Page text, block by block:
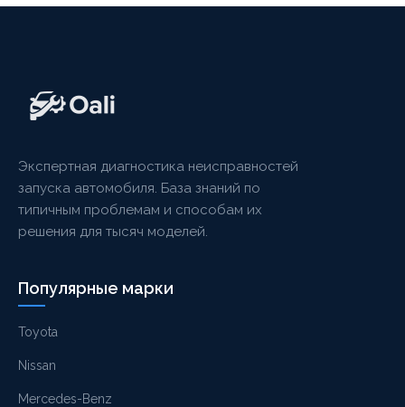
Экспертная диагностика неисправностей
запуска автомобиля. База знаний по
типичным проблемам и способам их
решения для тысяч моделей.
Популярные марки
Toyota
Nissan
Mercedes-Benz